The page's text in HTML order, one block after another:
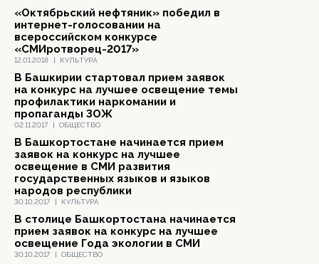
12.01.2018 | КУЛЬТУРА
«Октябрьский нефтяник» победил в
интернет-голосовании на
всероссийском конкурсе
«СМИротворец-2017»
02.11.2017 | ОБЩЕСТВО
В Башкирии стартовал прием заявок
на конкурс на лучшее освещение темы
профилактики наркомании и
пропаганды ЗОЖ
30.10.2017 | КУЛЬТУРА
В Башкортостане начинается прием
заявок на конкурс на лучшее
освещение в СМИ развития
государственных языков и языков
народов республики
30.10.2017 | ОБЩЕСТВО
В столице Башкортостана начинается
прием заявок на конкурс на лучшее
освещение Года экологии в СМИ